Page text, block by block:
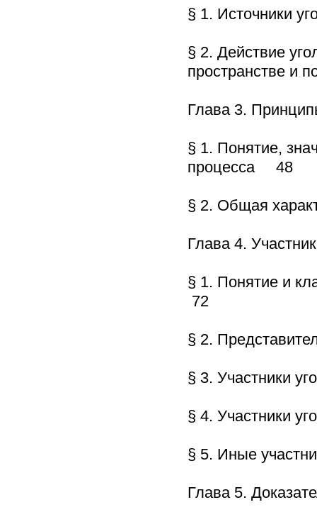
§ 1. Источники
§ 2. Действие
пространстве и
Глава 3.
§ 1. Понятие,
процесса 48
§ 2. Общая
Глава 4.
§ 1. Понятие и
72
§ 2.
§ 3. Участники
§ 4. Участники
§ 5. Иные
Глава 5.